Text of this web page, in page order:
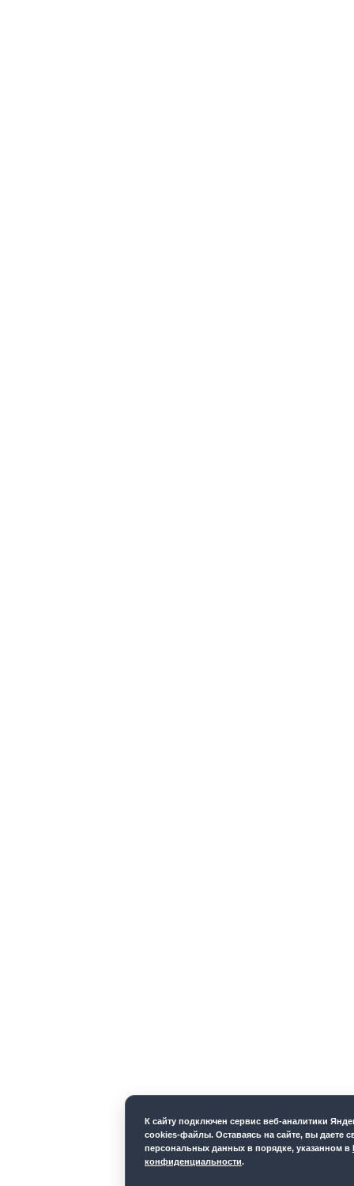
К cайту подключен сервис веб-аналитики
cookies-файлы. Оставаясь на сайте, вы даете
персональных данных в порядке, указанном в
конфиденциальности.